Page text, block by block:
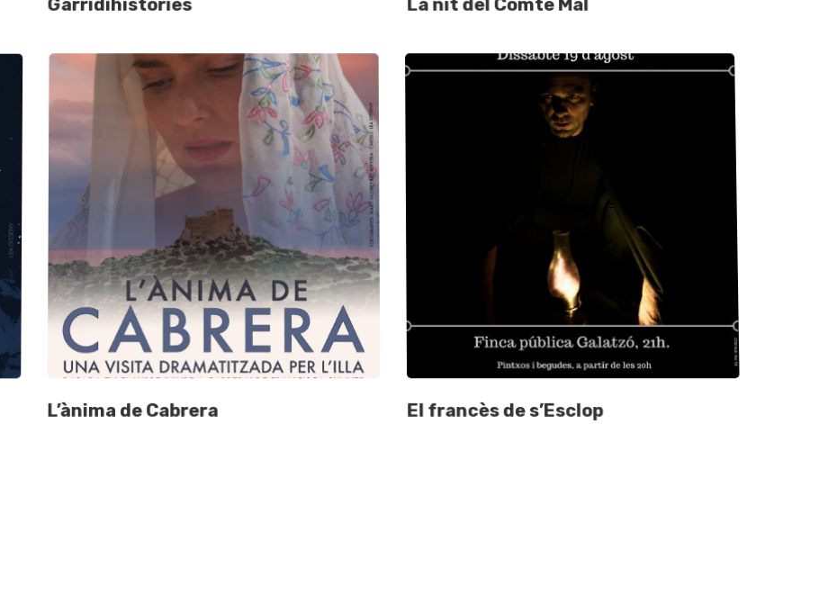
L’ànima de Cabrera El francès de s’Esclop